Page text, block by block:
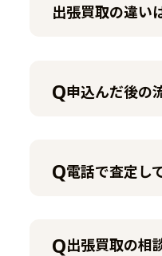
出張買取の違い
申込んだ後の
電話で査定し
出張買取の相